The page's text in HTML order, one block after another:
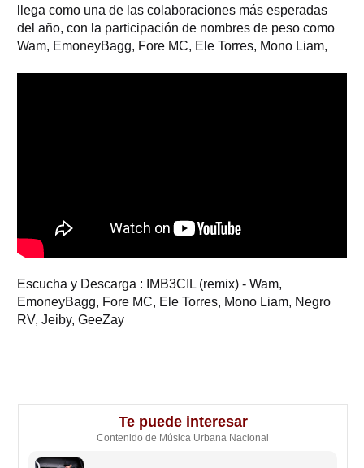
llega como una de las colaboraciones más esperadas
del año, con la participación de nombres de peso como
Wam, EmoneyBagg, Fore MC, Ele Torres, Mono Liam,
Escucha y Descarga : IMB3CIL (remix) - Wam,
EmoneyBagg, Fore MC, Ele Torres, Mono Liam, Negro
RV, Jeiby, GeeZay
Te puede interesar
Contenido de Música Urbana Nacional